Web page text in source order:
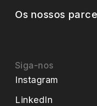
Os nossos
Siga-nos
Instagram
LinkedIn